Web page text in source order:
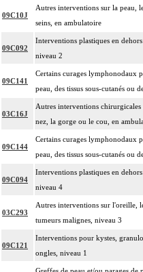
09C10J
Autres interventions sur la peau,
seins, en ambulatoire
09C092
Interventions plastiques en
niveau 2
09C141
Certains curages lymphonodaux
peau, des tissus sous-cutanés ou
03C16J
Autres interventions
nez, la gorge ou le cou, en
09C144
Certains curages lymphonodaux
peau, des tissus sous-cutanés ou
09C094
Interventions plastiques en
niveau 4
03C293
Autres interventions sur l'oreille,
tumeurs malignes, niveau 3
09C121
Interventions pour kystes,
ongles, niveau 1